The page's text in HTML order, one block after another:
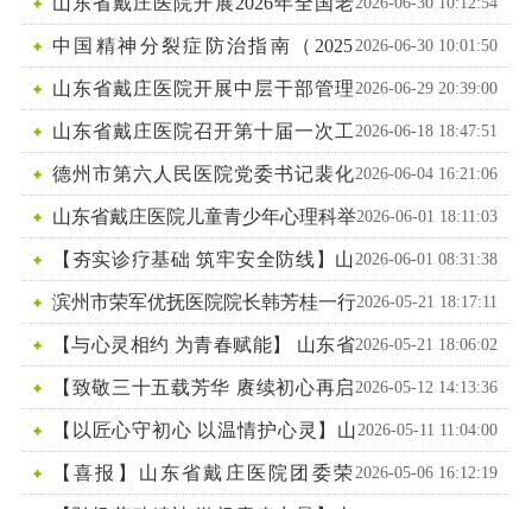
年健康宣传周活动 2026-06-30 10:01:50
中国精神分裂症防治指南（2025
版）全国巡讲济宁站顺利举办 2026-06-29 20:39:00
山东省戴庄医院开展中层干部管理
能力提升专题培训 2026-06-18 18:47:51
山东省戴庄医院召开第十届一次工
会会员代表大会暨第十届一次职工代表大会2026-06-04 16:21:06
德州市第六人民医院党委书记裴化
水一行来院参观学习 2026-06-01 18:11:03
山东省戴庄医院儿童青少年心理科举
办“六一”儿童节活动 2026-06-01 08:31:38
【夯实诊疗基础 筑牢安全防线】山
东省戴庄医院开展急危重症识别与神经系统体格检查
专项培训
2026-05-21 18:17:11
滨州市荣军优抚医院院长韩芳桂一行
来我院参观交流 2026-05-21 18:06:02
【与心灵相约 为青春赋能】 山东省
戴庄医院团委开展主题团日活动 2026-05-12 14:13:36
【致敬三十五载芳华 赓续初心再启
程】山东省戴庄医院举办临床一线35周年护士座谈会
2026-05-11 11:04:00
【以匠心守初心 以温情护心灵】山
东省戴庄医院护理团队用爱点亮患者心灵之光
2026-05-06 16:12:19
【喜报】山东省戴庄医院团委荣